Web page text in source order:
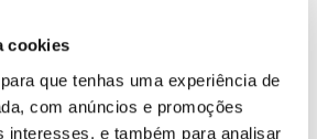
cookies
que tenhas uma experiência de
com anúncios e promoções
interesses, e também para analisar
mecha por mecha uma quantidade do
de uma moeda, ajustar conforme a
dos fios.